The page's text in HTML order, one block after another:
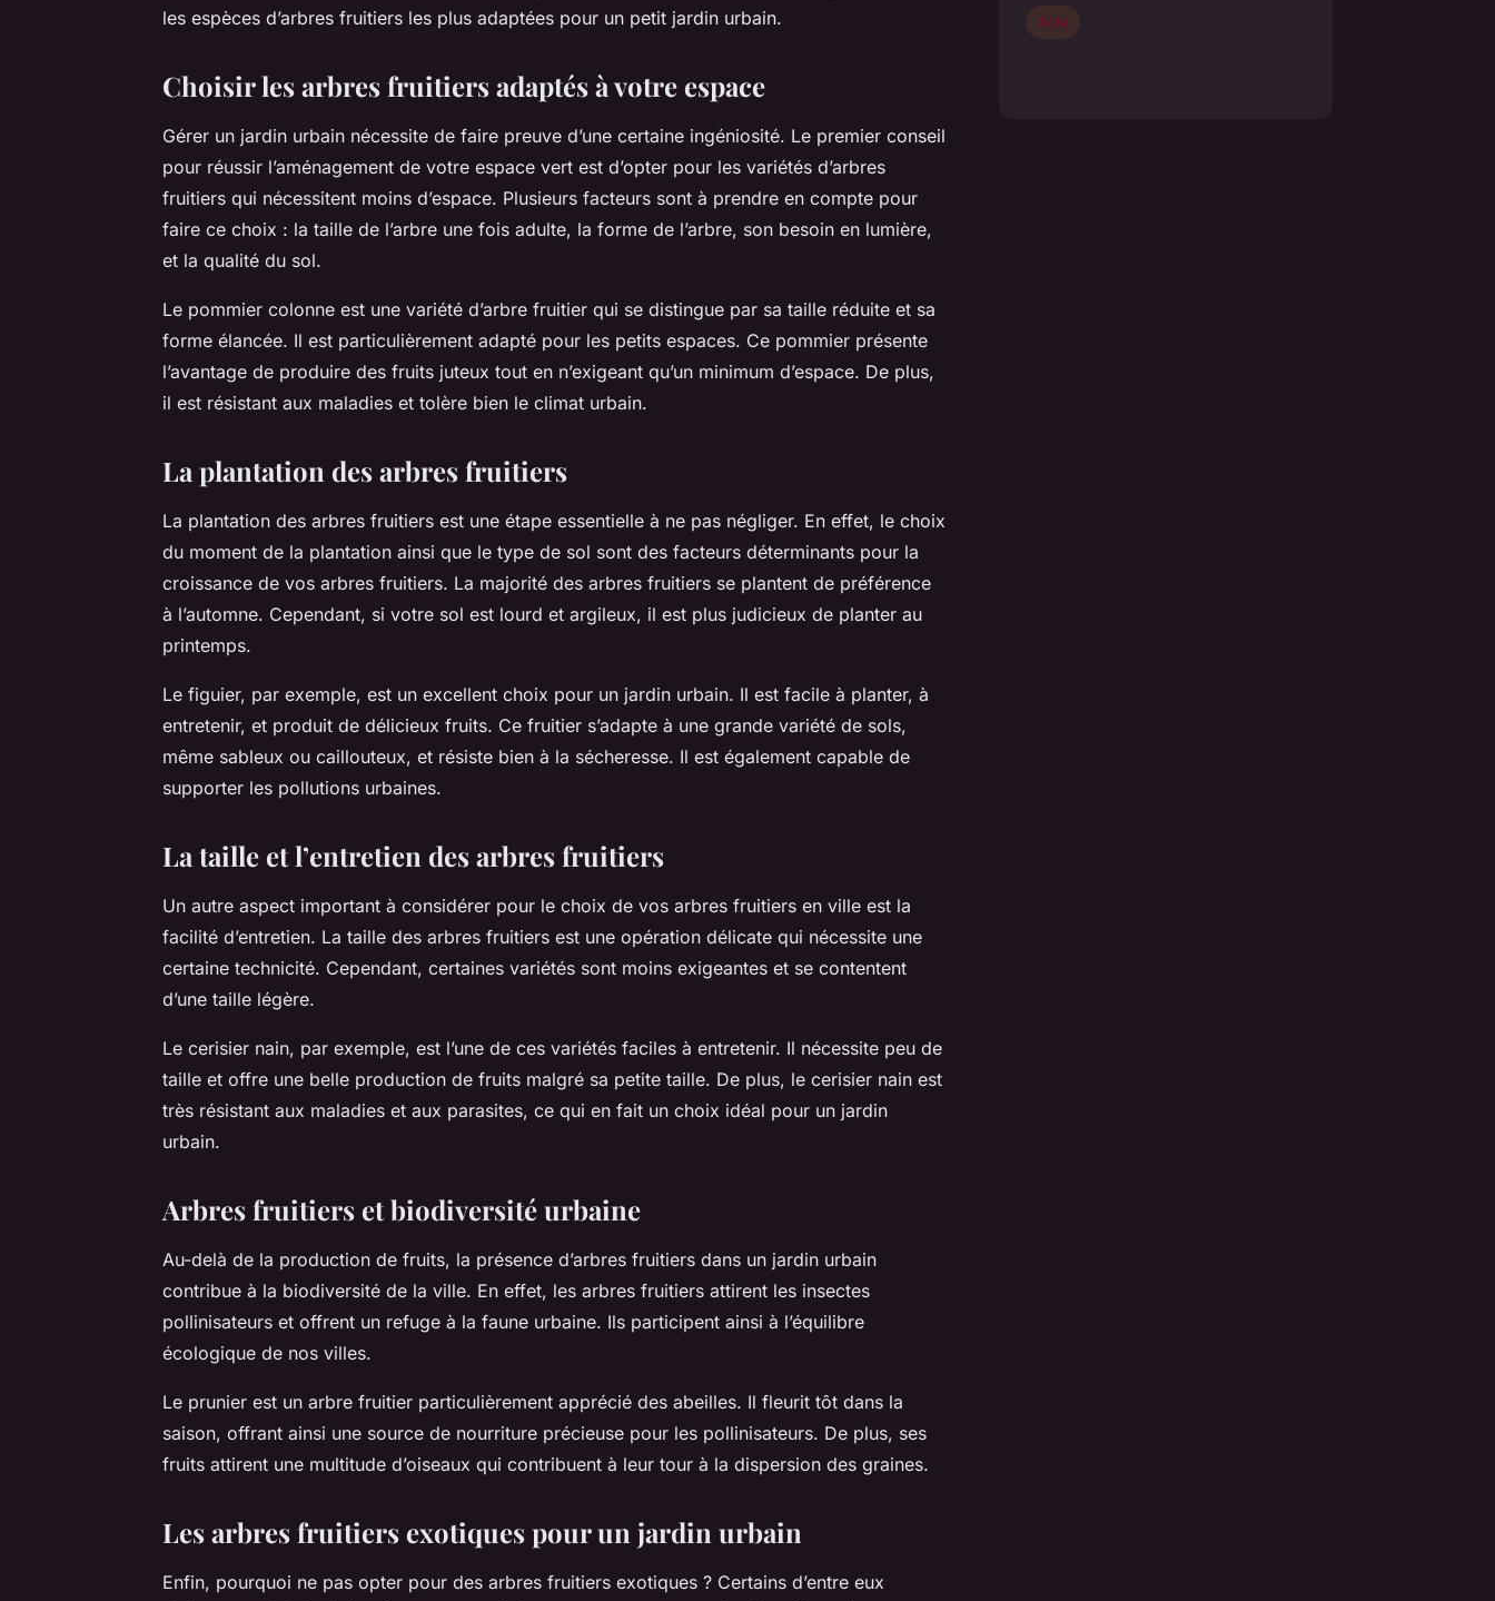
les espèces d’arbres fruitiers les plus adaptées pour un petit jardin urbain.
Choisir les arbres fruitiers adaptés à votre espace
Gérer un jardin urbain nécessite de faire preuve d’une certaine ingéniosité. Le premier conseil
pour réussir l’aménagement de votre espace vert est d’opter pour les variétés d’arbres
fruitiers qui nécessitent moins d’espace. Plusieurs facteurs sont à prendre en compte pour
faire ce choix : la taille de l’arbre une fois adulte, la forme de l’arbre, son besoin en lumière,
et la qualité du sol.
Le pommier colonne est une variété d’arbre fruitier qui se distingue par sa taille réduite et sa
forme élancée. Il est particulièrement adapté pour les petits espaces. Ce pommier présente
l’avantage de produire des fruits juteux tout en n’exigeant qu’un minimum d’espace. De plus,
il est résistant aux maladies et tolère bien le climat urbain.
La plantation des arbres fruitiers
La plantation des arbres fruitiers est une étape essentielle à ne pas négliger. En effet, le choix
du moment de la plantation ainsi que le type de sol sont des facteurs déterminants pour la
croissance de vos arbres fruitiers. La majorité des arbres fruitiers se plantent de préférence
à l’automne. Cependant, si votre sol est lourd et argileux, il est plus judicieux de planter au
printemps.
Le figuier, par exemple, est un excellent choix pour un jardin urbain. Il est facile à planter, à
entretenir, et produit de délicieux fruits. Ce fruitier s’adapte à une grande variété de sols,
même sableux ou caillouteux, et résiste bien à la sécheresse. Il est également capable de
supporter les pollutions urbaines.
La taille et l’entretien des arbres fruitiers
Un autre aspect important à considérer pour le choix de vos arbres fruitiers en ville est la
facilité d’entretien. La taille des arbres fruitiers est une opération délicate qui nécessite une
certaine technicité. Cependant, certaines variétés sont moins exigeantes et se contentent
d’une taille légère.
Le cerisier nain, par exemple, est l’une de ces variétés faciles à entretenir. Il nécessite peu de
taille et offre une belle production de fruits malgré sa petite taille. De plus, le cerisier nain est
très résistant aux maladies et aux parasites, ce qui en fait un choix idéal pour un jardin
urbain.
Arbres fruitiers et biodiversité urbaine
Au-delà de la production de fruits, la présence d’arbres fruitiers dans un jardin urbain
contribue à la biodiversité de la ville. En effet, les arbres fruitiers attirent les insectes
pollinisateurs et offrent un refuge à la faune urbaine. Ils participent ainsi à l’équilibre
écologique de nos villes.
Le prunier est un arbre fruitier particulièrement apprécié des abeilles. Il fleurit tôt dans la
saison, offrant ainsi une source de nourriture précieuse pour les pollinisateurs. De plus, ses
fruits attirent une multitude d’oiseaux qui contribuent à leur tour à la dispersion des graines.
Les arbres fruitiers exotiques pour un jardin urbain
Enfin, pourquoi ne pas opter pour des arbres fruitiers exotiques ? Certains d’entre eux
Actu